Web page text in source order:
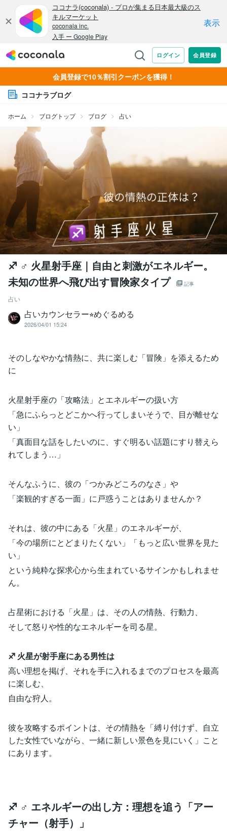
会員登録で10％割引クーポンを獲得！
ココナラブログ
ホーム ブログトップ ブログ 占い
♐️ ♂ 火星射手座｜自由と刺激がエネルギー。
未知の世界へ飛び出す冒険家タイプ
記事
占い
占いカウンセラー⭐︎めぐるめる
2026/04/01 15:24
そのしなやかな情熱に、共に楽しむ「冒険」を添えるため
に
火星射手座の「攻略法」とエネルギーの扱い方
「急にふらっとどこかへ行ってしまいそうで、目が離せな
い」
「真面目な話をしたいのに、すぐ明るい話題にすり替えら
れてしまう…」
そんなふうに、彼の「つかみどころのなさ」や
「楽観的すぎる一面」に戸惑うことはありませんか？
それは、彼の中にある「火星」のエネルギーが、
「今の場所にとどまりたくない」「もっと広い世界を見た
い」
という純粋な探求心から生まれているサインかもしれませ
ん。
占星術における「火星」は、その人の情熱、行動力、
そして怒りや性的なエネルギーを司る星。
♐️ 火星が射手座にある男性は
高い理想を掲げ、それを手に入れるまでのプロセスを最高
に楽しむ、
自由な狩人。
彼を攻略するポイントは、その情熱を「縛り付けず、自立
した女性でいながら、一緒に新しい景色を見にいく」こと
にあります。
♐️ ♂ エネルギーの出し方：理想を追う「アー
チャー（射手）」